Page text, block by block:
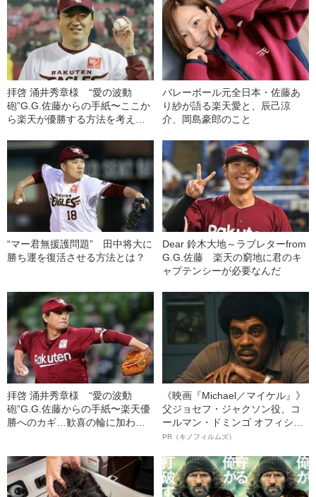
拝啓 涌井秀章様 “愛の波動
砲”G.G.佐藤からの手紙〜ここか
ら楽天が優勝する方法を考えた
バレーボール元全日本・佐藤あ
り紗が語る楽天愛と、辰己涼
介、岡島豪郎のこと
“マー君無援護問題” 田中将大に
勝ち運を復活させる方法とは？
Dear 鈴木大地～ラブレターfrom
G.G.佐藤 楽天の窮地に君のキ
ャプテンシーが必要なんだ
拝啓 涌井秀章様 “愛の波動
砲”G.G.佐藤からの手紙〜楽天優
勝へのカギ…歓喜の輪に加わる
《映画『Michael／マイケル』》
父ジョセフ・ジャクソン役、コ
ールマン・ドミンゴ オフィシャ
ルインタビュー“観客を魅了した
語る”《日本興収70億円突破》
PR（キノフィルムズ）